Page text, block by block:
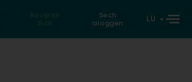
Reverse
Sich
Sech
aloggen
LU